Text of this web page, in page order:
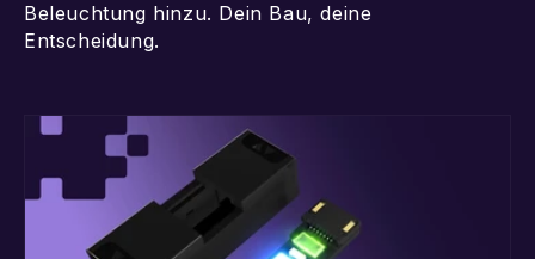
Beleuchtung hinzu. Dein Bau, deine
Entscheidung.